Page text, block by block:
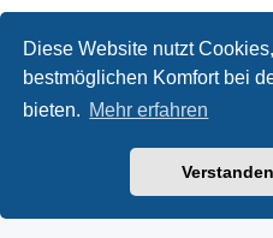
Diese Website nutzt
bestmöglichen Komfort bei
bieten. Mehr erfahren
Foren-Übersicht Alle
Powered by
Deutsche
Bereitgestellt
Datenschutz|